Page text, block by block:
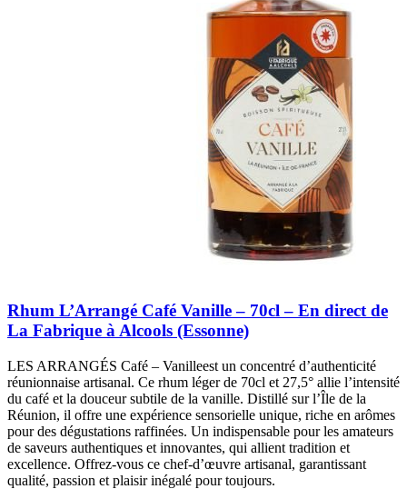
Rhum L’Arrangé Café Vanille – 70cl – En direct de
La Fabrique à Alcools (Essonne)
LES ARRANGÉS Café – Vanilleest un concentré d’authenticité
réunionnaise artisanal. Ce rhum léger de 70cl et 27,5° allie l’intensité
du café et la douceur subtile de la vanille. Distillé sur l’Île de la
Réunion, il offre une expérience sensorielle unique, riche en arômes
pour des dégustations raffinées. Un indispensable pour les amateurs
de saveurs authentiques et innovantes, qui allient tradition et
excellence. Offrez-vous ce chef-d’œuvre artisanal, garantissant
qualité, passion et plaisir inégalé pour toujours.